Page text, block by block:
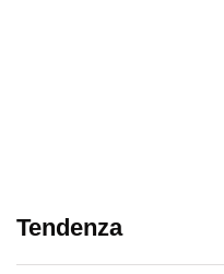
Tendenza